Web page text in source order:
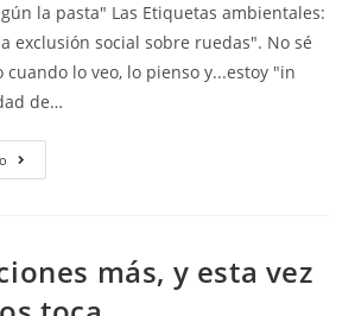
la pasta" Las Etiquetas ambientales:
exclusión social sobre ruedas". No sé
cuando lo veo, lo pienso y...estoy "in
de…
más, y esta vez